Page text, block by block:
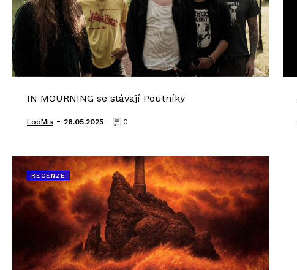
IN MOURNING se stávají Poutníky
LooMis - 28.05.2025 0
RECENZE